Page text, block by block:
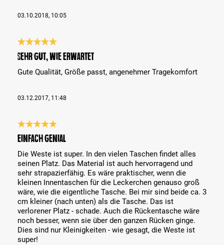
03.10.2018, 10:05
Bewertung mit 5 von 5 Sternen
Sehr gut, wie erwartet
Gute Qualität, Größe passt, angenehmer Tragekomfort
03.12.2017, 11:48
Bewertung mit 5 von 5 Sternen
Einfach genial
Die Weste ist super. In den vielen Taschen findet alles
seinen Platz. Das Material ist auch hervorragend und
sehr strapazierfähig. Es wäre praktischer, wenn die
kleinen Innentaschen für die Leckerchen genauso groß
wäre, wie die eigentliche Tasche. Bei mir sind beide ca. 3
cm kleiner (nach unten) als die Tasche. Das ist
verlorener Platz - schade. Auch die Rückentasche wäre
noch besser, wenn sie über den ganzen Rücken ginge.
Dies sind nur Kleinigkeiten - wie gesagt, die Weste ist
super!